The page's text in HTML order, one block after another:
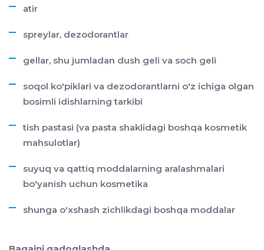
atir
spreylar, dezodorantlar
gellar, shu jumladan dush geli va soch geli
soqol ko'piklari va dezodorantlarni o'z ichiga olgan
bosimli idishlarning tarkibi
tish pastasi (va pasta shaklidagi boshqa kosmetik
mahsulotlar)
suyuq va qattiq moddalarning aralashmalari
bo'yanish uchun kosmetika
shunga o'xshash zichlikdagi boshqa moddalar